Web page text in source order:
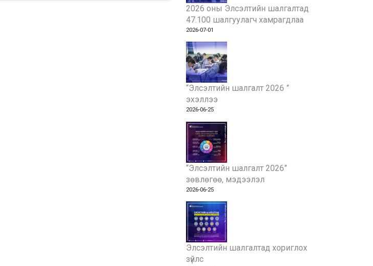
2026 оны Элсэлтийн шалгалтад
47.100 шалгуулагч хамрагдлаа
2026-07-01
“Элсэлтийн шалгалт 2026 ”
эхэллээ
2026-06-25
“Элсэлтийн шалгалт 2026”
зөвлөгөө, мэдээлэл
2026-06-25
Элсэлтийн шалгалтад хориглох
зүйлс